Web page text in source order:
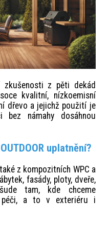
zkušenosti z pěti dekád
kvalitní, nízkoemisní
dřevo a jejichž použití je
námahy dosáhnou
uplatnění?
z kompozitních WPC a
fasády, ploty, dveře,
tam, kde chceme
péči, a to v exteriéru i